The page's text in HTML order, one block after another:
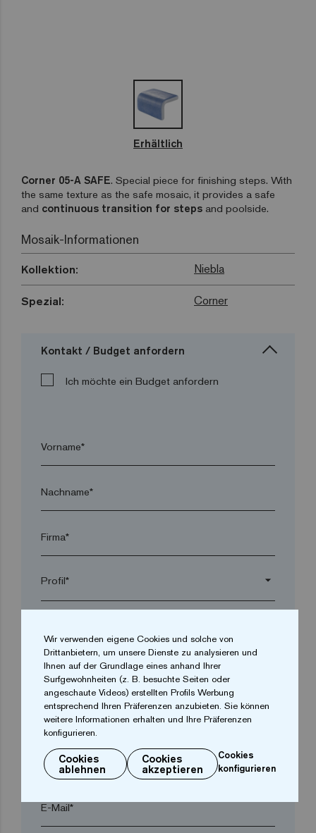
Erhältlich
Corner 05-A SAFE. Special piece for finishing steps. With
the same texture as the safe mosaic, it provides a safe
and continuous transition for steps and poolside.
Mosaik-Informationen
Kollektion: Niebla
Spezial: Corner
Kontakt / Budget anfordern
Ich möchte ein Budget anfordern
Vorname*
Nachname*
Firma*
arrow_drop_down
Postleitzahl*
Telefon*
E-Mail*
Wir verwenden eigene Cookies und solche von
Drittanbietern, um unsere Dienste zu analysieren und
Ihnen auf der Grundlage eines anhand Ihrer
Surfgewohnheiten (z. B. besuchte Seiten oder
angeschaute Videos) erstellten Profils Werbung
entsprechend Ihren Präferenzen anzubieten. Sie können
weitere Informationen erhalten und Ihre Präferenzen
konfigurieren.
Cookies
ablehnen
Cookies
akzeptieren
Cookies
konfigurieren